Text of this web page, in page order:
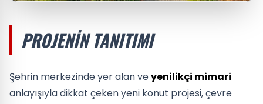
PROJENIN TANITIMI
Şehrin merkezinde yer alan veyenilikçi mimari
anlayışıyla dikkat çeken yeni konut projesi, çevre